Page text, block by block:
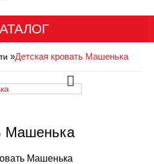
»Детская кровать Машенька
Машенька
Машенька